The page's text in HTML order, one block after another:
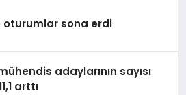
oturumlar sona erdi
adaylarının sayısı
arttı